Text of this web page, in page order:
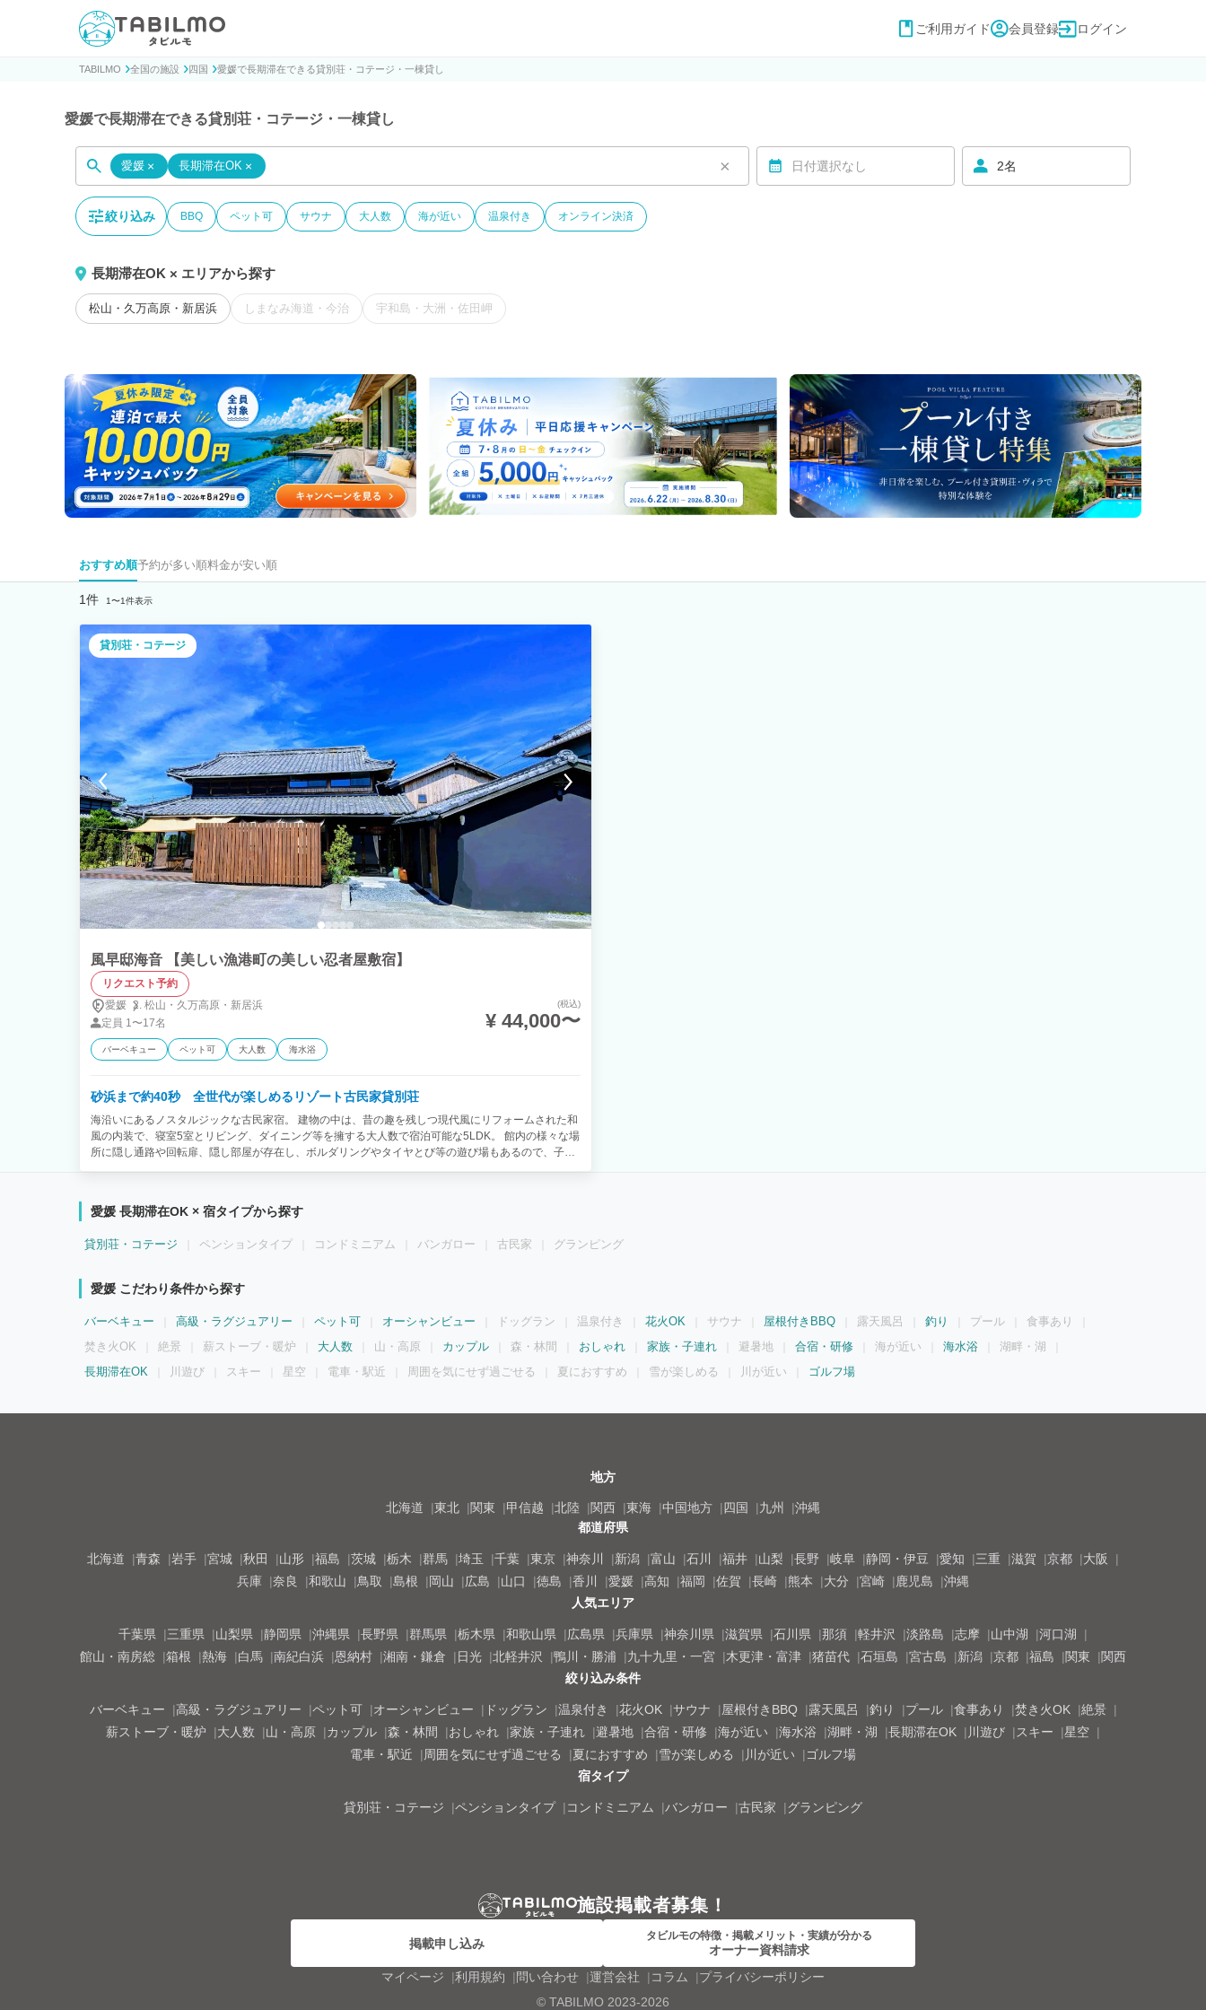
貸別荘コテージ・一棟貸し宿泊予約サイトTABILMO(タビルモ)
ご利用ガイド 会員登録 ログイン
TABILMO 全国の施設 四国 愛媛で長期滞在できる貸別荘・コテージ・一棟貸し
愛媛で長期滞在できる貸別荘・コテージ・一棟貸し
愛媛 × 長期滞在OK × × 日付選択なし 2名
絞り込み BBQ ペット可 サウナ 大人数 海が近い 温泉付き オンライン決済
長期滞在OK × エリアから探す
松山・久万高原・新居浜 しまなみ海道・今治 宇和島・大洲・佐田岬
おすすめ順予約が多い順料金が安い順
1件 1〜1件表示
貸別荘・コテージ
風早邸海音 【美しい漁港町の美しい忍者屋敷宿】
リクエスト予約
愛媛
松山・ 久万高原・ 新居浜
定員 1〜17名
(税込)
¥ 44,000〜
バーベキュー ペット可 大人数 海水浴
砂浜まで約40秒 全世代が楽しめるリゾート古民家貸別荘
海沿いにあるノスタルジックな古民家宿。 建物の中は、昔の趣を残しつ現代風にリフォームされた和
風の内装で、寝室5室とリビング、ダイニング等を擁する大人数で宿泊可能な5LDK。 館内の様々な場
所に隠し通路や回転扉、隠し部屋が存在し、ボルダリングやタイヤとび等の遊び場もあるので、子ど
愛媛 長期滞在OK × 宿タイプから探す
貸別荘・コテージ ペンションタイプ コンドミニアム バンガロー 古民家 グランピング
愛媛 こだわり条件から探す
バーベキュー 高級・ラグジュアリー ペット可 オーシャンビュー ドッグラン 温泉付き 花火OK サウナ 屋根付きBBQ 露天風呂 釣り プール
食事あり
焚き火OK
絶景 薪ストーブ・暖炉 大人数 山・高原 カップル 森・林間 おしゃれ 家族・子連れ 避暑地 合宿・研修 海が近い 海水浴
湖畔・湖
長期滞在OK
川遊び スキー 星空 電車・駅近 周囲を気にせず過ごせる 夏におすすめ 雪が楽しめる 川が近い ゴルフ場
地方
北海道 東北 関東 甲信越 北陸 関西 東海 中国地方 四国 九州
沖縄
都道府県
北海道 青森 岩手 宮城 秋田 山形 福島 茨城 栃木 群馬 埼玉 千葉 東京 神奈川 新潟 富山 石川 福井 山梨 長野 岐阜 静岡・伊豆 愛知 三重 滋賀 京都
大阪
兵庫
奈良 和歌山 鳥取 島根 岡山 広島 山口 徳島 香川 愛媛 高知 福岡 佐賀 長崎 熊本 大分 宮崎 鹿児島
沖縄
人気エリア
千葉県 三重県 山梨県 静岡県 沖縄県 長野県 群馬県 栃木県 和歌山県 広島県 兵庫県 神奈川県 滋賀県 石川県 那須 軽井沢 淡路島 志摩 山中湖
河口湖
館山・南房総
箱根 熱海 白馬 南紀白浜 恩納村 湘南・鎌倉 日光 北軽井沢 鴨川・勝浦 九十九里・一宮 木更津・富津 猪苗代 石垣島 宮古島 新潟 京都 福島 関東
関西
絞り込み条件
バーベキュー 高級・ラグジュアリー ペット可 オーシャンビュー ドッグラン 温泉付き 花火OK サウナ 屋根付きBBQ 露天風呂 釣り プール 食事あり 焚き火OK
絶景
薪ストーブ・暖炉
大人数 山・高原 カップル 森・林間 おしゃれ 家族・子連れ 避暑地 合宿・研修 海が近い 海水浴 湖畔・湖 長期滞在OK 川遊び スキー
星空
電車・駅近
周囲を気にせず過ごせる 夏におすすめ 雪が楽しめる 川が近い
ゴルフ場
宿タイプ
貸別荘・コテージ ペンションタイプ コンドミニアム バンガロー 古民家 グランピング
施設掲載者募集！
掲載申し込み
タビルモの特徴・掲載メリット・実績が分かる
オーナー資料請求
マイページ
利用規約 問い合わせ 運営会社 コラム
プライバシーポリシー
© TABILMO 2023-2026